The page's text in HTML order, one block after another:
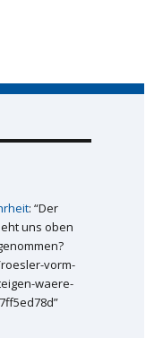
: “Der
uns oben
vorm-
waere-
”